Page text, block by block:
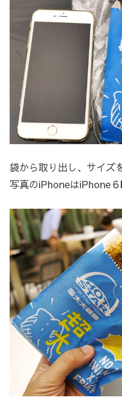
袋から取り出し、サイズ
写真のiPhoneはiPhone６